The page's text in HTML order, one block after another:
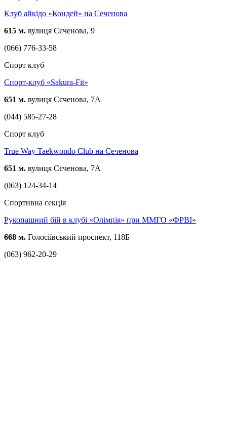
Клуб айкідо «Кондей» на Сеченова
615 м. вулиця Сєченова, 9
(066) 776-33-58
Спорт клуб
Спорт-клуб «Sakura-Fit»
651 м. вулиця Сєченова, 7А
(044) 585-27-28
Спорт клуб
True Way Taekwondo Club на Сеченова
651 м. вулиця Сєченова, 7А
(063) 124-34-14
Спортивна секція
Рукопашний бій в клубі «Олімпія» при ММГО «ФРВІ»
668 м. Голосіївський проспект, 118Б
(063) 962-20-29